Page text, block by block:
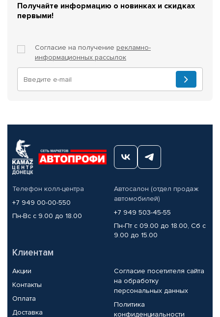
Получайте информацию о новинках и скидках
первыми!
Согласие на получение рекламно-
информационных рассылок
Телефон колл-центра
+7 949 00-00-550
Пн-Вс с 9.00 до 18.00
Автосалон (отдел продаж
автомобилей)
+7 949 503-45-55
Пн-Пт с 09.00 до 18.00, Сб с
9.00 до 15.00
Клиентам
Акции
Контакты
Оплата
Доставка
Согласие посетителя сайта
на обработку
персональных данных
Политика
конфиденциальности